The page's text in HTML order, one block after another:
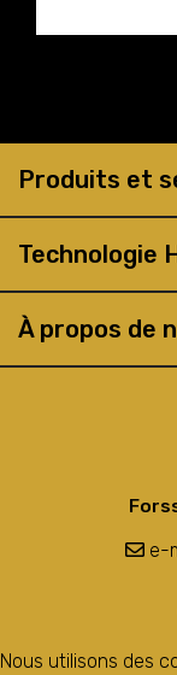
Produits et
Technologie
À propos de
e-
Nous utilisons des